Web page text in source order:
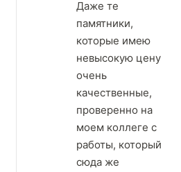
Даже те
памятники,
которые имею
невысокую цену
очень
качественные,
проверенно на
моем коллеге с
работы, который
сюда же